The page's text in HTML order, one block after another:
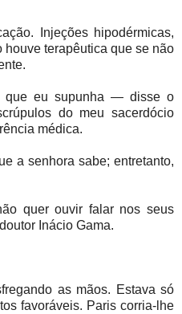
Injeções hipodérmicas,
terapêutica que se não
eu supunha — disse o
do meu sacerdócio
médica.
a senhora sabe; entretanto,
quer ouvir falar nos seus
Inácio Gama.
as mãos. Estava só
favoráveis. Paris corria-lhe